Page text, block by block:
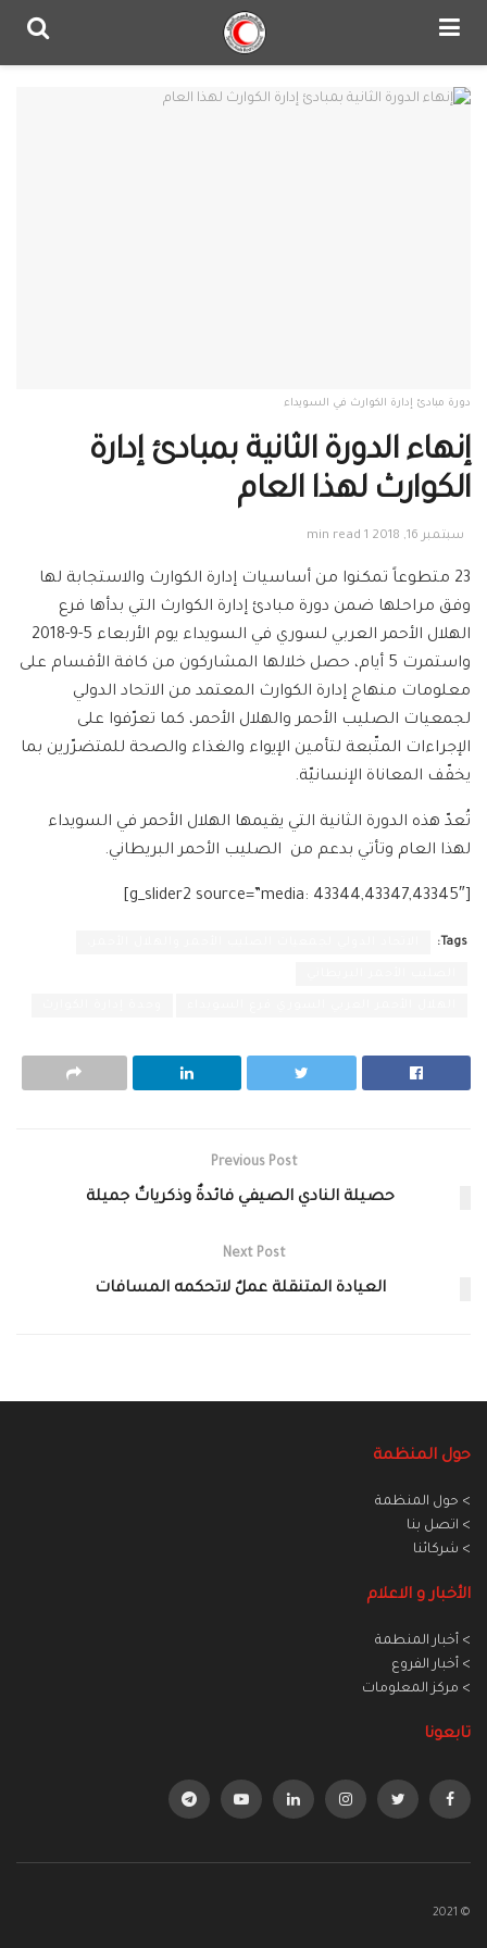
دورة مبادئ إدارة الكوارث في السويداء
إنهاء الدورة الثانية بمبادئ إدارة
الكوارث لهذا العام
سبتمبر 16, 2018 1 min read
23 متطوعاً تمكنوا من أساسيات إدارة الكوارث والاستجابة لها
وفق مراحلها ضمن دورة مبادئ إدارة الكوارث التي بدأها فرع
الهلال الأحمر العربي لسوري في السويداء يوم الأربعاء 5-9-2018
واستمرت 5 أيام، حصل خلالها المشاركون من كافة الأقسام على
معلومات منهاج إدارة الكوارث المعتمد من الاتحاد الدولي
لجمعيات الصليب الأحمر والهلال الأحمر، كما تعرّفوا على
الإجراءات المتّبعة لتأمين الإيواء والغذاء والصحة للمتضرّرين بما
يخفّف المعاناة الإنسانيّة.
تُعدّ هذه الدورة الثانية التي يقيمها الهلال الأحمر في السويداء
لهذا العام وتأتي بدعم من الصليب الأحمر البريطاني.
[g_slider2 source=”media: 43344,43347,43345″]
Tags:
Previous Post
حصيلة النادي الصيفي فائدةٌ وذكرياتٌ جميلة
Next Post
العيادة المتنقلة عملٌ لاتحكمه المسافات
حول المنظمة
> حول المنظمة
> اتصل بنا
> شركائنا
الأخبار و الاعلام
> أخبار المنطمة
> أخبار الفروع
> مركز المعلومات
تابعونا
© 2021